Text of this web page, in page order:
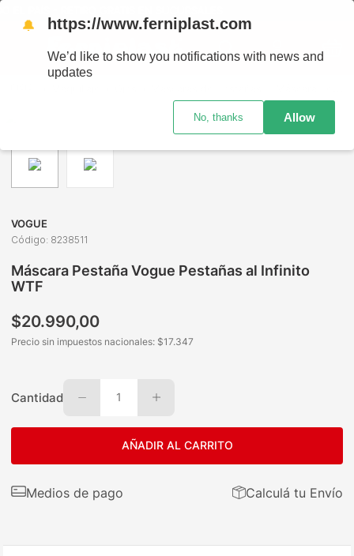
VOGUE
Código: 8238511
Máscara Pestaña Vogue Pestañas al Infinito
WTF
$20.990,00
Precio sin impuestos nacionales: $17.347
Cantidad 1
AÑADIR AL CARRITO
Medios de pago Calculá tu Envío
🔔 https://www.ferniplast.com
We’d like to show you notifications with news and
updates
No, thanks Allow